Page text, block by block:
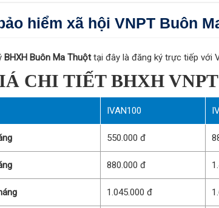
hiểm xã hội VNPT Buôn
BHXH Buôn Ma Thuộttại đây là đăng ký trực tiếp với
CHI TIẾT BHXH
IVAN100
550.000 đ
880.000 đ
1.045.000 đ